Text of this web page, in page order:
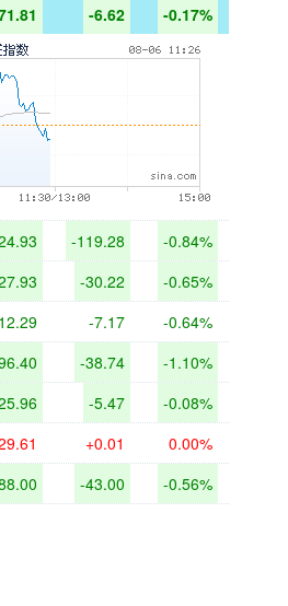
-6.62 -0.17%
-119.28 -0.84%
-30.22 -0.65%
-7.17 -0.64%
-38.74 -1.10%
-5.47 -0.08%
+0.01 0.00%
-43.00 -0.56%